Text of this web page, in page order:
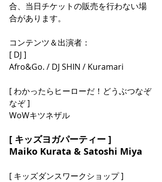
合、当日チケットの販売を行わない場
合があります。
コンテンツ＆出演者：
[ DJ ]
Afro&Go. / DJ SHIN / Kuramari
[ わかったらヒーローだ！どうぶつなぞ
なぞ ]
WoWキツネザル
[ キッズヨガパーティー ]
Maiko Kurata & Satoshi Miya
[ キッズダンスワークショップ ]